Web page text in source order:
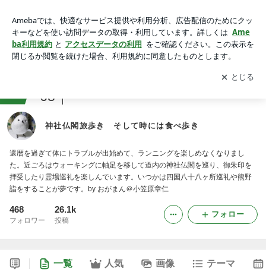
アプリをダウンロードして ブログの更新通知
を受け取りまし
ょう。
開く
68
神社仏閣旅歩き そして時には食べ歩き
還暦を過ぎて体にトラブルが出始めて、ランニングを楽しめなくなりまし
た。近ごろはウォーキングに軸足を移して道内の神社仏閣を巡り、御朱印を
拝受したり霊場巡礼を楽しんでいます。いつかは四国八十八ヶ所巡礼や熊野
詣をすることが夢です。by おがまん＠小笠原章仁
468
フォロワー
26.1k
投稿
フォロー
一覧 人気 画像 テーマ